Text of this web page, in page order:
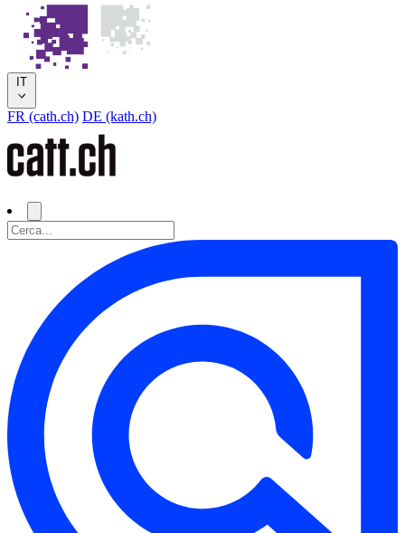
IT
FR (cath.ch) DE (kath.ch)